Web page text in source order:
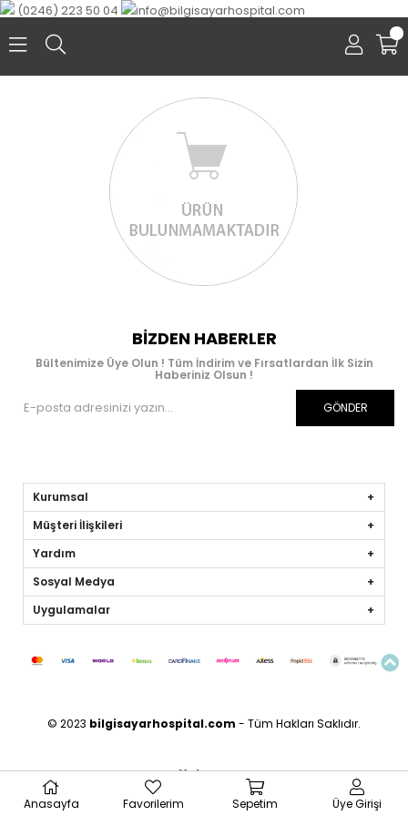
(0246) 223 50 04 info@bilgisayarhospital.com
0
BIZDEN HABERLER
Bültenimize Üye Olun ! Tüm İndirim ve Fırsatlardan İlk Sizin
Haberiniz Olsun !
GÖNDER
Kurumsal
Müşteri İlişkileri
Yardım
Sosyal Medya
Uygulamalar
© 2023 bilgisayarhospital.com - Tüm Hakları Saklıdır.
Anasayfa Favorilerim Sepetim Üye Girişi